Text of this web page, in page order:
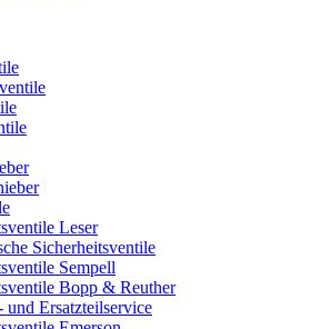
Leser
Sicherheitsventile
Sempell
Bopp & Reuther
und Ersatzteilservice